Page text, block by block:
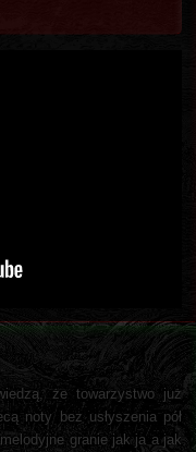
że towarzystwo już
noty bez usłyszenia pół
granie jak ja a jak